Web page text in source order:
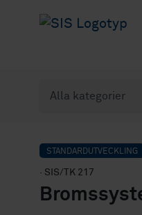
STANDARDUTVECKLING
· SIS/TK 217